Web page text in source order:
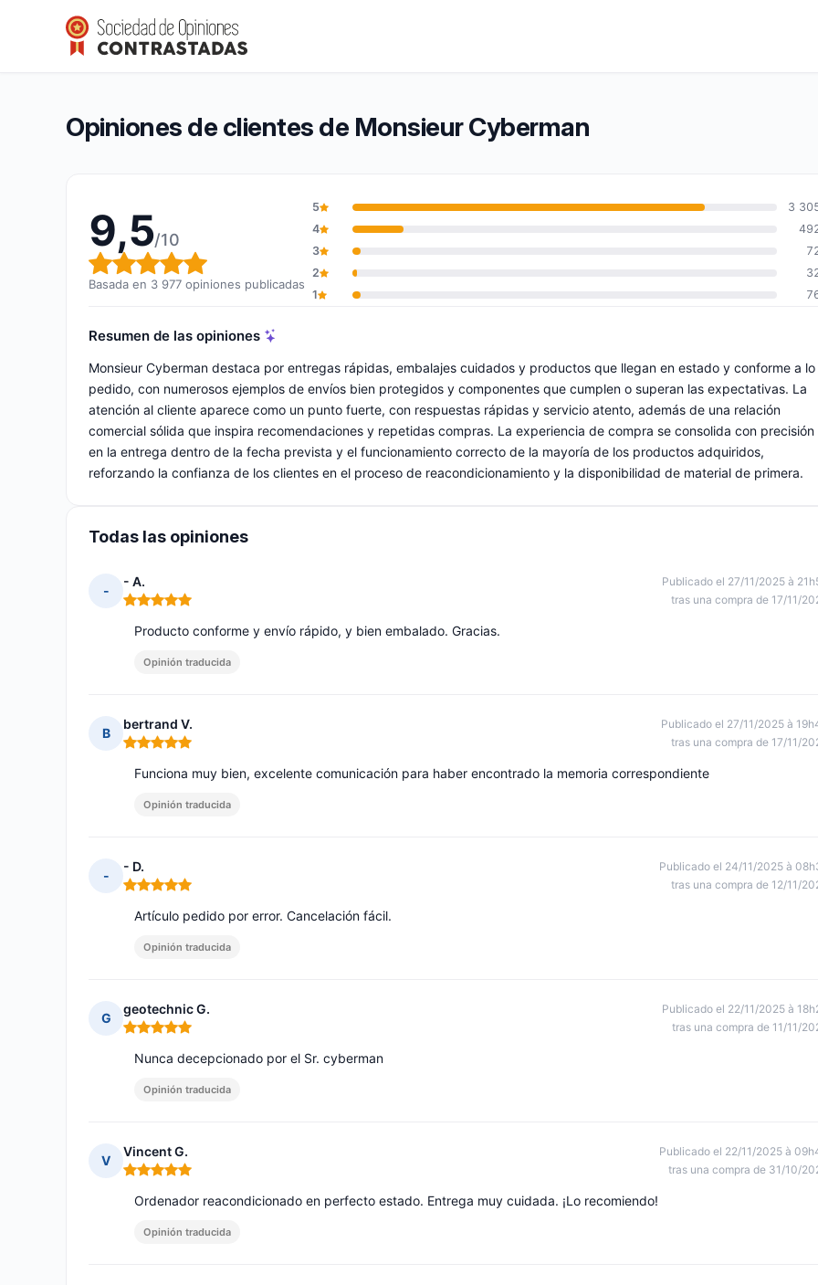
Monsieur Cyberman
Calificación global: 9,5 de 10
9,5/10(3 977 opiniones)
Opiniones de clientes de Monsieur Cyberman
9,5/10
Calificación global: 9,5 de 10
Basada en 3 977 opiniones publicadas
5
3
4
3
2
1
Resumen de las opiniones
Monsieur Cyberman destaca por entregas rápidas, embalajes cuidados y productos que llegan en estado y conforme a lo
pedido, con numerosos ejemplos de envíos bien protegidos y componentes que cumplen o superan las expectativas. La
atención al cliente aparece como un punto fuerte, con respuestas rápidas y servicio atento, además de una relación
comercial sólida que inspira recomendaciones y repetidas compras. La experiencia de compra se consolida con precisión
en la entrega dentro de la fecha prevista y el funcionamiento correcto de la mayoría de los productos adquiridos,
reforzando la confianza de los clientes en el proceso de reacondicionamiento y la disponibilidad de material de primera.
Todas las opiniones
-
- A.
Nota: 5 de 5
Publicado el 27/11/2025 à
tras una compra de 17/11/
Producto conforme y envío rápido, y bien embalado. Gracias.
Opinión traducida
B
bertrand V.
Nota: 5 de 5
Publicado el 27/11/2025 à
tras una compra de 17/11/
Funciona muy bien, excelente comunicación para haber encontrado la memoria correspondiente
Opinión traducida
-
- D.
Nota: 5 de 5
Publicado el 24/11/2025 à
tras una compra de 12/11/
Artículo pedido por error. Cancelación fácil.
Opinión traducida
G
geotechnic G.
Nota: 5 de 5
Publicado el 22/11/2025 à
tras una compra de 11/11/
Nunca decepcionado por el Sr. cyberman
Opinión traducida
V
Vincent G.
Nota: 5 de 5
Publicado el 22/11/2025 à
tras una compra de 31/10/
Ordenador reacondicionado en perfecto estado. Entrega muy cuidada. ¡Lo recomiendo!
Opinión traducida